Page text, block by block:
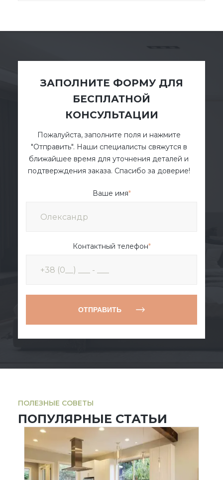
ЗАПОЛНИТЕ ФОРМУ ДЛЯ
БЕСПЛАТНОЙ
КОНСУЛЬТАЦИИ
Пожалуйста, заполните поля и нажмите
"Отправить". Наши специалисты свяжутся в
ближайшее время для уточнения деталей и
подтверждения заказа. Спасибо за доверие!
Ваше имя*
Контактный телефон*
ОТПРАВИТЬ
ПОЛЕЗНЫЕ СОВЕТЫ
ПОПУЛЯРНЫЕ СТАТЬИ